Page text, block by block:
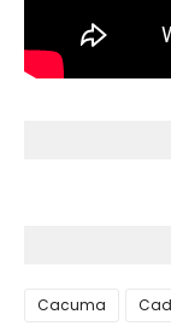
Cacuma